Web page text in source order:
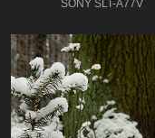
SONY SLT-A77V